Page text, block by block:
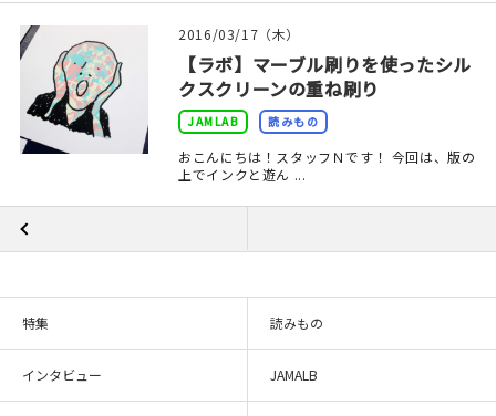
おすすめ特集
読みもの
イベント・ワークショップ
ギャラリー
マイアカウント
2016/03/17（木）
【ラボ】マーブル刷りを使ったシル
クスクリーンの重ね刷り
JAMLAB 読みもの
おこんにちは！スタッフＮです！ 今回は、版の
上でインクと遊ん ...
特集 読みもの
インタビュー JAMALB